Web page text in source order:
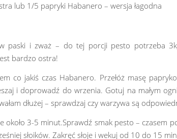
lub 1/5 papryki Habanero – wersja łagodna
paski i zważ – do tej porcji pesto potrzeba
bardzo ostra!
co jakiś czas Habanero. Przełóż masę
i doprowadź do wrzenia. Gotuj na małym
dłużej – sprawdzaj czy warzywa są
około 3-5 minut.Sprawdź smak pesto – czasem
słoików. Zakręć słoje i wekuj od 10 do 15